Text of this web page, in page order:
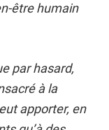
être humain
par hasard,
à la
apporter, en